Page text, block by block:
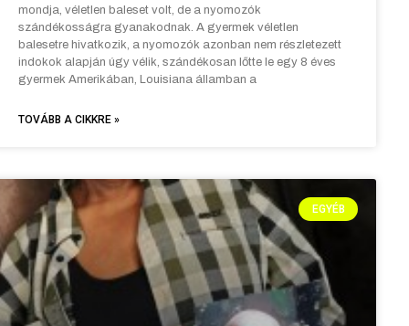
mondja, véletlen baleset volt, de a nyomozók
szándékosságra gyanakodnak. A gyermek véletlen
balesetre hivatkozik, a nyomozók azonban nem részletezett
indokok alapján úgy vélik, szándékosan lőtte le egy 8 éves
gyermek Amerikában, Louisiana államban a
TOVÁBB A CIKKRE »
EGYÉB